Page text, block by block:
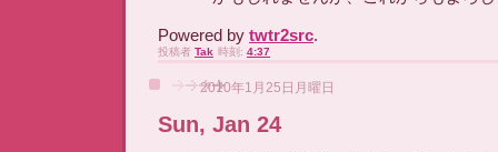
Powered by twtr2src.
投稿者 Tak 時刻: 4:37
2010年1月25日月曜日
Sun, Jan 24